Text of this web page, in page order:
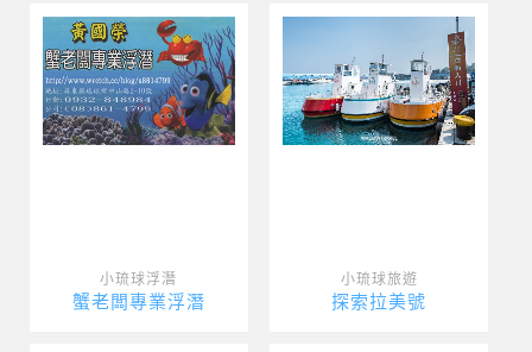
小琉球浮潛
蟹老闆專業浮潛
小琉球旅遊
探索拉美號